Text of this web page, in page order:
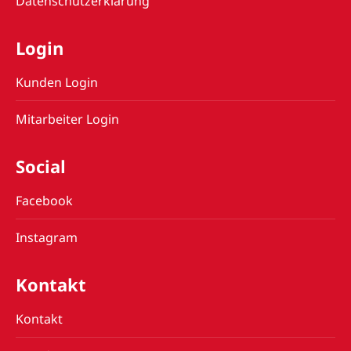
Login
Kunden Login
Mitarbeiter Login
Social
Facebook
Instagram
Kontakt
Kontakt